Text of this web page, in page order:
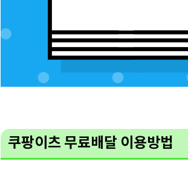
쿠팡이츠 무료배달 이용방법